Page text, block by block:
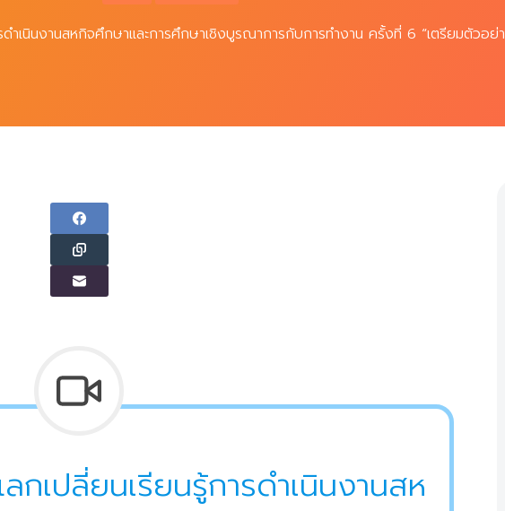
ำเนินงานสหกิจศึกษาและการศึกษาเชิงบูรณาการกับการทำงาน ครั้งที่ 6 “เตรียมตัวอย่
เปลี่ยนเรียนรู้การดำเนินงานสห